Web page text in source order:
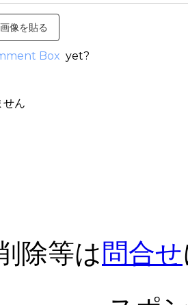
画像を貼る
Box yet?
せん
除等は 問合せ